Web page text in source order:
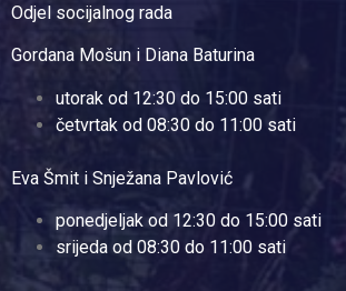
Odjel socijalnog rada
Gordana Mošun i Diana Baturina
utorak od 12:30 do 15:00 sati
četvrtak od 08:30 do 11:00 sati
Eva Šmit i Snježana Pavlović
ponedjeljak od 12:30 do 15:00 sati
srijeda od 08:30 do 11:00 sati